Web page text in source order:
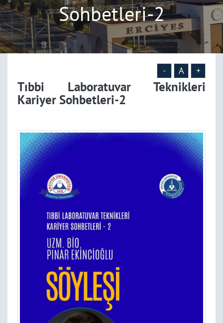
Sohbetleri-2
- A +
Tıbbi Laboratuvar Teknikleri
Kariyer Sohbetleri-2